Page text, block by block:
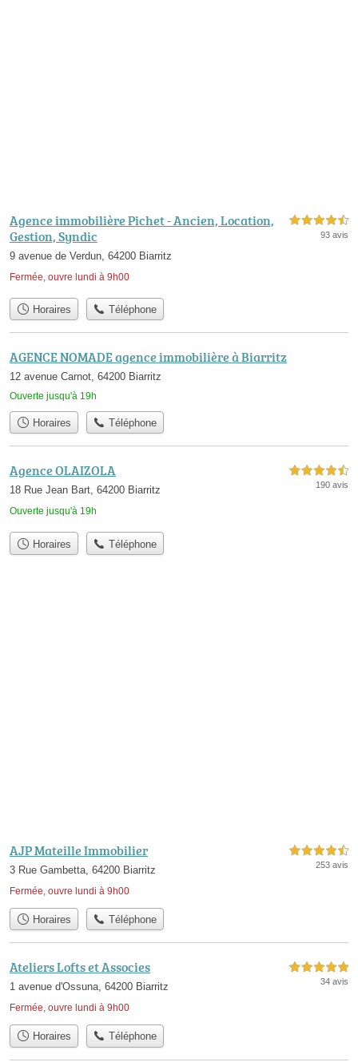
Agence immobilière Pichet - Ancien, Location,
Gestion, Syndic
9 avenue de Verdun, 64200 Biarritz
Fermée, ouvre lundi à 9h00
4,5 étoiles sur 5
93 avis
Horaires Téléphone
AGENCE NOMADE agence immobilière à Biarritz
12 avenue Carnot, 64200 Biarritz
Ouverte jusqu'à 19h
Horaires Téléphone
Agence OLAIZOLA
18 Rue Jean Bart, 64200 Biarritz
Ouverte jusqu'à 19h
4,5 étoiles sur 5
190 avis
Horaires Téléphone
AJP Mateille Immobilier
3 Rue Gambetta, 64200 Biarritz
Fermée, ouvre lundi à 9h00
4,5 étoiles sur 5
253 avis
Horaires Téléphone
Ateliers Lofts et Associes
1 avenue d'Ossuna, 64200 Biarritz
Fermée, ouvre lundi à 9h00
5,0 étoiles sur 5
34 avis
Horaires Téléphone